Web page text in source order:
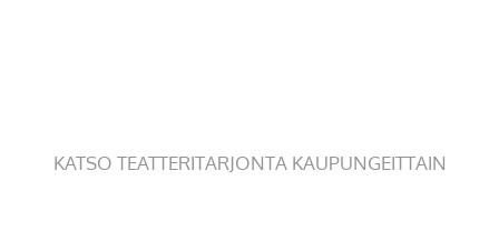
KATSO TEATTERITARJONTA KAUPUNGEITTAIN